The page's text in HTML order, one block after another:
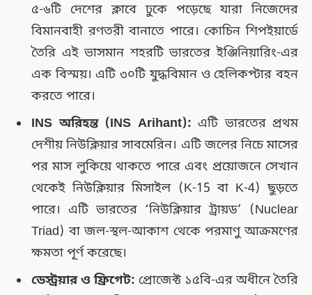
৫-৬টি দেশের ক্লাবে ঢুকে পড়েছে যারা নিজেদের
বিমানবাহী রণতরী বানাতে পারে। কোচিন শিপইয়ার্ডে
তৈরি এই ভাসমান শহরটি ভারতের ইঞ্জিনিয়ারিং-এর
এক বিস্ময়। এটি ৩০টি যুদ্ধবিমান ও হেলিকপ্টার বহন
করতে পারে।
INS অরিহন্ত (INS Arihant): এটি ভারতের প্রথম
দেশীয় নিউক্লিয়ার সাবমেরিন। এটি জলের নিচে মাসের
পর মাস লুকিয়ে থাকতে পারে এবং প্রয়োজনে সেখান
থেকেই নিউক্লিয়ার মিসাইল (K-15 বা K-4) ছুড়তে
পারে। এটি ভারতের ‘নিউক্লিয়ার ট্রায়ড’ (Nuclear
Triad) বা জল-স্থল-আকাশ থেকে পরমাণু আক্রমণের
ক্ষমতা পূর্ণ করেছে।
ডেস্ট্রয়ার ও ফ্রিগেট: প্রোজেক্ট ১৫বি-এর অধীনে তৈরি